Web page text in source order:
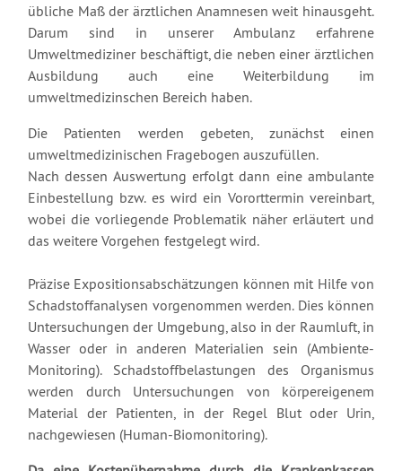
übliche Maß der ärztlichen Anamnesen weit hinausgeht.
Darum sind in unserer Ambulanz erfahrene
Umweltmediziner beschäftigt, die neben einer ärztlichen
Ausbildung auch eine Weiterbildung im
umweltmedizinschen Bereich haben.
Die Patienten werden gebeten, zunächst einen
umweltmedizinischen Fragebogen auszufüllen.
Nach dessen Auswertung erfolgt dann eine ambulante
Einbestellung bzw. es wird ein Vororttermin vereinbart,
wobei die vorliegende Problematik näher erläutert und
das weitere Vorgehen festgelegt wird.
Präzise Expositionsabschätzungen können mit Hilfe von
Schadstoffanalysen vorgenommen werden. Dies können
Untersuchungen der Umgebung, also in der Raumluft, in
Wasser oder in anderen Materialien sein (Ambiente-
Monitoring). Schadstoffbelastungen des Organismus
werden durch Untersuchungen von körpereigenem
Material der Patienten, in der Regel Blut oder Urin,
nachgewiesen (Human-Biomonitoring).